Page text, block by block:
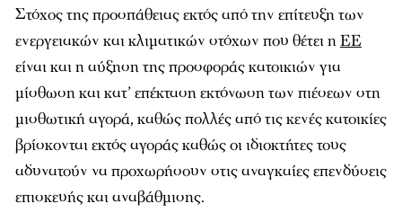
Στόχος της προσπάθειας εκτός από την επίτευξη των
ενεργειακών και κλιματικών στόχων που θέτει ηΕΕ
είναι και η αύξηση της προσφοράς κατοικιών για
μίσθωση και κατ’ επέκταση εκτόνωση των πιέσεων στη
μισθωτική αγορά, καθώς πολλές από τις κενές κατοικίες
βρίσκονται εκτός αγοράς καθώς οι ιδιοκτήτες τους
αδυνατούν να προχωρήσουν στις αναγκαίες επενδύσεις
επισκευής και αναβάθμισης.